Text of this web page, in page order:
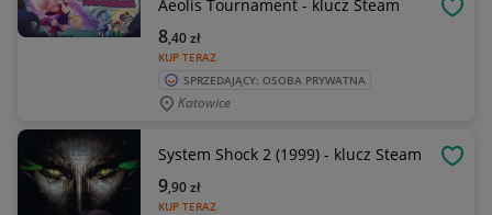
Aeolis Tournament - klucz Steam
KUP TERAZ
8,40zł
SPRZEDAJĄCY: OSOBA PRYWATNA
Katowice
System Shock 2 (1999) - klucz Steam
KUP TERAZ
9,90zł